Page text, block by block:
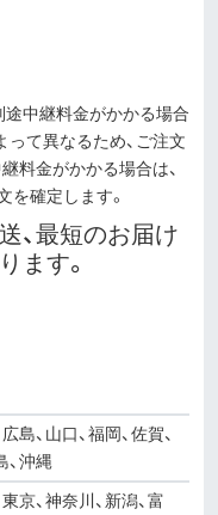
途中継料金がかかる場合
て異なるため、ご注文
料金がかかる場合は、
を確定します。
島、山口、福岡、佐賀、
、沖縄
京、神奈川、新潟、富
、最短のお届け
ます。